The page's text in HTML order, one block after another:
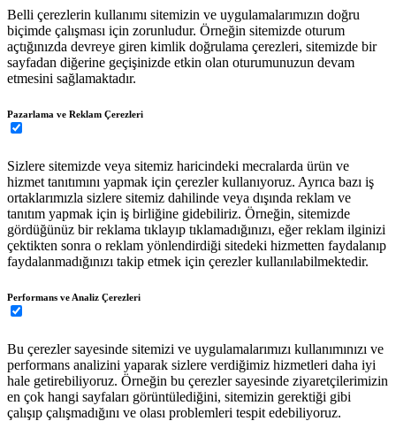
Belli çerezlerin kullanımı sitemizin ve uygulamalarımızın doğru
biçimde çalışması için zorunludur. Örneğin sitemizde oturum
açtığınızda devreye giren kimlik doğrulama çerezleri, sitemizde bir
sayfadan diğerine geçişinizde etkin olan oturumunuzun devam
etmesini sağlamaktadır.
Pazarlama ve Reklam Çerezleri
Sizlere sitemizde veya sitemiz haricindeki mecralarda ürün ve
hizmet tanıtımını yapmak için çerezler kullanıyoruz. Ayrıca bazı iş
ortaklarımızla sizlere sitemiz dahilinde veya dışında reklam ve
tanıtım yapmak için iş birliğine gidebiliriz. Örneğin, sitemizde
gördüğünüz bir reklama tıklayıp tıklamadığınızı, eğer reklam ilginizi
çektikten sonra o reklam yönlendirdiği sitedeki hizmetten faydalanıp
faydalanmadığınızı takip etmek için çerezler kullanılabilmektedir.
Performans ve Analiz Çerezleri
Bu çerezler sayesinde sitemizi ve uygulamalarımızı kullanımınızı ve
performans analizini yaparak sizlere verdiğimiz hizmetleri daha iyi
hale getirebiliyoruz. Örneğin bu çerezler sayesinde ziyaretçilerimizin
en çok hangi sayfaları görüntülediğini, sitemizin gerektiği gibi
çalışıp çalışmadığını ve olası problemleri tespit edebiliyoruz.